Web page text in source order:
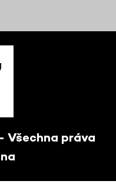
Všechna práva